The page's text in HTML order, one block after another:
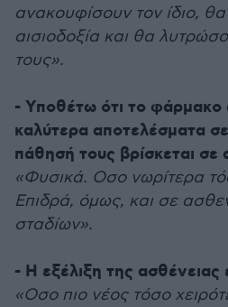
ανακουφίσουν τον ίδιο,
αισιοδοξία και θα
τους».
- Υποθέτω ότι το φάρμακο
καλύτερα αποτελέσματα
πάθησή τους βρίσκεται σε
«Φυσικά. Οσο νωρίτερα
Eπιδρά, όμως, και σε
σταδίων».
- Η εξέλιξη της ασθένειας
«Οσο πιο νέος τόσο